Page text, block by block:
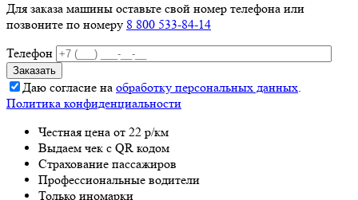
Для заказа машины оставьте свой номер телефона или
позвоните по номеру 8 800 533-84-14
Телефон
Даю согласие на обработку персональных данных.
Политика конфиденциальности
Честная цена от 22 р/км
Выдаем чек с QR кодом
Страхование пассажиров
Профессиональные водители
Только иномарки